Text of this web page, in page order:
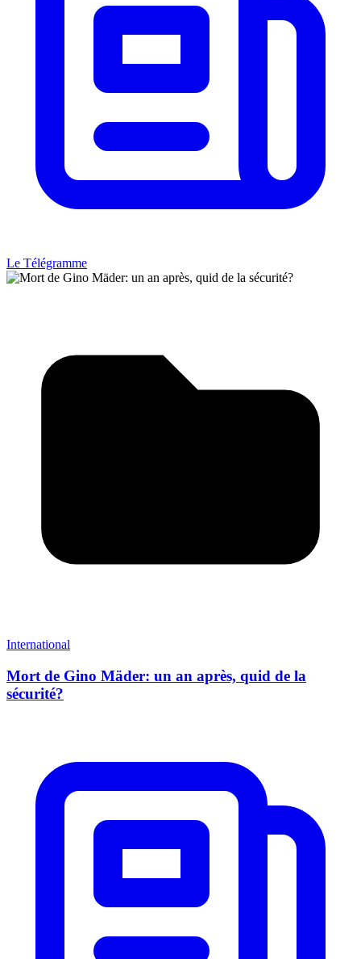
Le Télégramme
International
Mort de Gino Mäder: un an après, quid de la
sécurité?